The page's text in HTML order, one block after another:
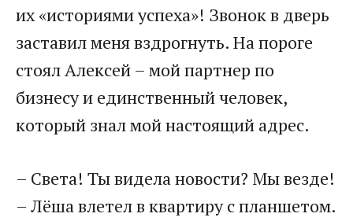
их «историями успеха»! Звонок в дверь
заставил меня вздрогнуть. На пороге
стоял Алексей – мой партнер по
бизнесу и единственный человек,
который знал мой настоящий адрес.
– Света! Ты видела новости? Мы везде!
– Лёша влетел в квартиру с планшетом.